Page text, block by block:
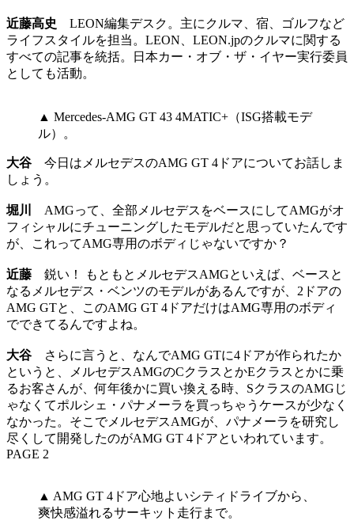
近藤高史
LEON編集デスク。主にクルマ、宿、ゴルフなど
ライフスタイルを担当。LEON、LEON.jpのクルマに関する
すべての記事を統括。日本カー・オブ・ザ・イヤー実行委員
としても活動。
▲ Mercedes-AMG GT 43 4MATIC+（ISG搭載モデ
ル）。
大谷 今日はメルセデスのAMG GT 4ドアについてお話しま
しょう。
堀川
AMGって、全部メルセデスをベースにしてAMGがオ
フィシャルにチューニングしたモデルだと思っていたんです
が、これってAMG専用のボディじゃないですか？
近藤 鋭い！ もともとメルセデスAMGといえば、ベースと
なるメルセデス・ベンツのモデルがあるんですが、2ドアの
AMG GTと、このAMG GT 4ドアだけはAMG専用のボディ
でできてるんですよね。
大谷
さらに言うと、なんでAMG GTに4ドアが作られたか
というと、メルセデスAMGのCクラスとかEクラスとかに乗
るお客さんが、何年後かに買い換える時、SクラスのAMGじ
ゃなくてポルシェ・パナメーラを買っちゃうケースが少なく
なかった。そこでメルセデスAMGが、パナメーラを研究し
尽くして開発したのがAMG GT 4ドアといわれています。
PAGE 2
▲ AMG GT 4ドア心地よいシティドライブから、
爽快感溢れるサーキット走行まで。